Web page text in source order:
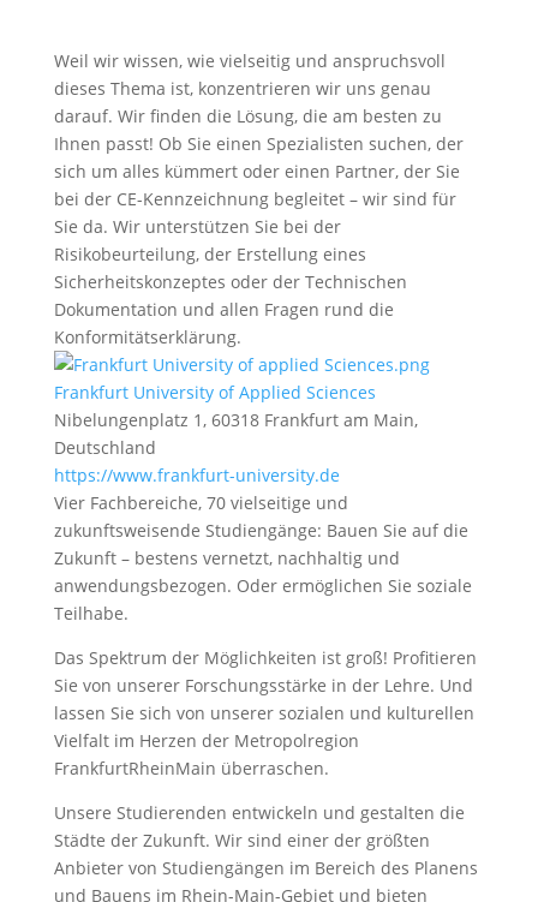
Weil wir wissen, wie vielseitig und anspruchsvoll
dieses Thema ist, konzentrieren wir uns genau
darauf. Wir finden die Lösung, die am besten zu
Ihnen passt! Ob Sie einen Spezialisten suchen, der
sich um alles kümmert oder einen Partner, der Sie
bei der CE-Kennzeichnung begleitet – wir sind für
Sie da. Wir unterstützen Sie bei der
Risikobeurteilung, der Erstellung eines
Sicherheitskonzeptes oder der Technischen
Dokumentation und allen Fragen rund die
Konformitätserklärung.
Frankfurt University of Applied Sciences
Nibelungenplatz 1, 60318 Frankfurt am Main,
Deutschland
https://www.frankfurt-university.de
Vier Fachbereiche, 70 vielseitige und
zukunftsweisende Studiengänge: Bauen Sie auf die
Zukunft – bestens vernetzt, nachhaltig und
anwendungsbezogen. Oder ermöglichen Sie soziale
Teilhabe.
Das Spektrum der Möglichkeiten ist groß! Profitieren
Sie von unserer Forschungsstärke in der Lehre. Und
lassen Sie sich von unserer sozialen und kulturellen
Vielfalt im Herzen der Metropolregion
FrankfurtRheinMain überraschen.
Unsere Studierenden entwickeln und gestalten die
Städte der Zukunft. Wir sind einer der größten
Anbieter von Studiengängen im Bereich des Planens
und Bauens im Rhein-Main-Gebiet und bieten